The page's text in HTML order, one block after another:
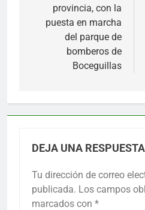
provincia, con la
puesta en marcha
del parque de
bomberos de
Boceguillas
DEJA UNA RESPUESTA
Tu dirección de correo
publicada. Los campos
marcados con *